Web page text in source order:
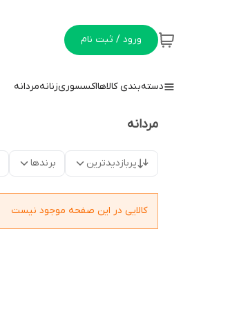
ورود / ثبت نام
دسته‌بندی کالاهااکسسوریزنانهمردانه
مردانه
پربازدیدترین برندها
کالایی در این صفحه موجود نیست